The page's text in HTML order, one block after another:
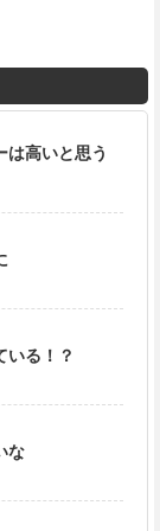
は高いと思う
いる！？
な